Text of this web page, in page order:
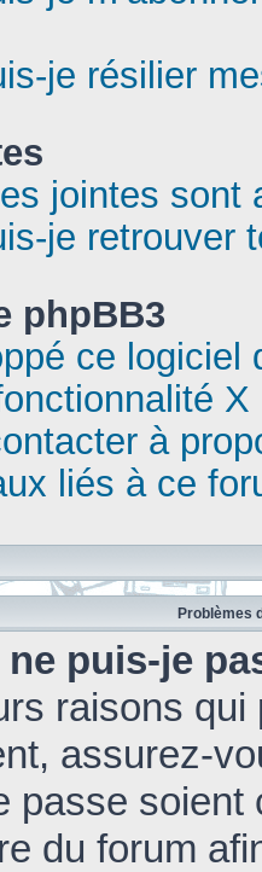
je résilier
jointes sont
je retrouver
phpBB3
ce logiciel
X
à
liés à ce
Problèmes
puis-je
raisons
assurez-
passe soient
du forum